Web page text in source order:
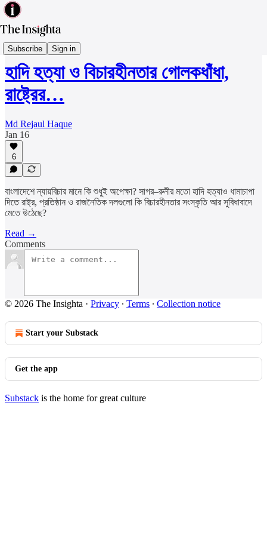
Subscribe Sign in
Politics & Governance
হাদি হত্যা ও বিচারহীনতার গোলকধাঁধা,
রাষ্ট্রের…
Md Rejaul Haque
Jan 16
6
বাংলাদেশে ন্যায়বিচার মানে কি শুধুই অপেক্ষা? সাগর–রুনীর মতো হাদি হত্যাও ধামাচাপা
দিতে রাষ্ট্র, প্রতিষ্ঠান ও রাজনৈতিক দলগুলো কি বিচারহীনতার সংস্কৃতি আর সুবিধাবাদে
মেতে উঠেছে?
Read →
Comments
© 2026 The Insighta · Privacy ∙ Terms ∙ Collection notice
Start your Substack
Get the app
Substack is the home for great culture